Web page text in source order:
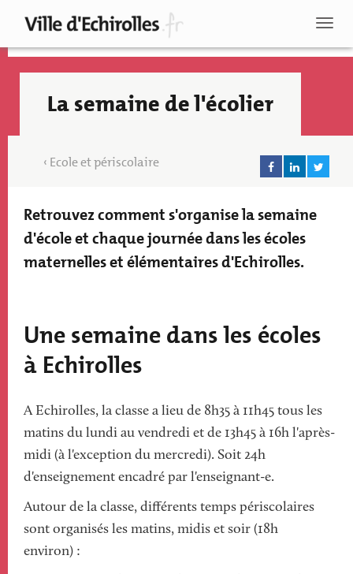
principal
Recherche
La semaine de l'écolier
Ecole et périscolaire
Texte
accroche
Retrouvez comment s'organise la semaine
d'école et chaque journée dans les écoles
maternelles et élémentaires d'Echirolles.
Une semaine dans les écoles
à Echirolles
A Echirolles, la classe a lieu de 8h35 à 11h45 tous les
matins du lundi au vendredi et de 13h45 à 16h l'après-
midi (à l'exception du mercredi). Soit 24h
d'enseignement encadré par l'enseignant-e.
Autour de la classe, différents temps périscolaires
sont organisés les matins, midis et soir (18h
environ) :